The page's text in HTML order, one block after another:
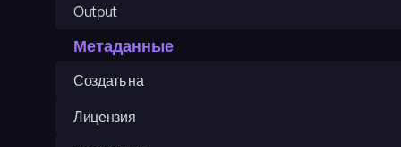
Output
Метаданные
Создать на
Лицензия